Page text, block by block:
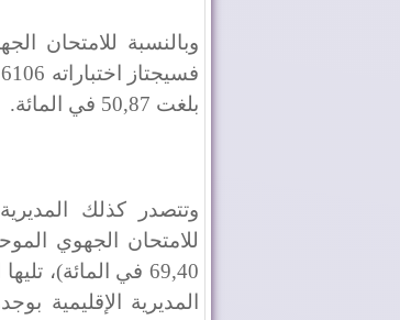
وبالنسبة للامتحان
بلغت 50,87 في المائة.
وتتصدر كذلك